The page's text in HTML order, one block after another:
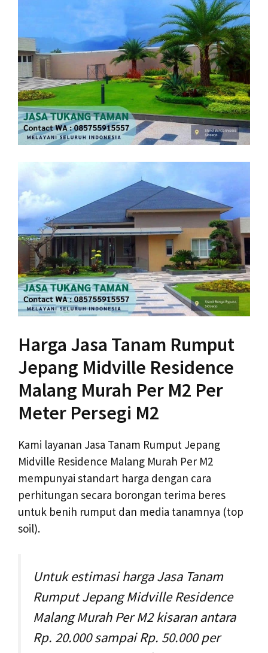
Harga Jasa Tanam Rumput
Jepang Midville Residence
Malang Murah Per M2 Per
Meter Persegi M2
Kami layanan Jasa Tanam Rumput Jepang
Midville Residence Malang Murah Per M2
mempunyai standart harga dengan cara
perhitungan secara borongan terima beres
untuk benih rumput dan media tanamnya (top
soil).
Untuk estimasi harga Jasa Tanam
Rumput Jepang Midville Residence
Malang Murah Per M2 kisaran antara
Rp. 20.000 sampai Rp. 50.000 per